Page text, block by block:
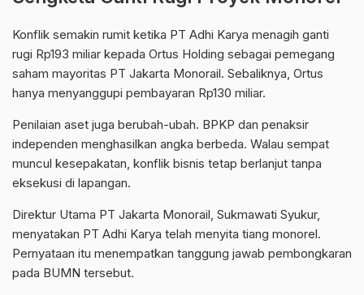
Konflik semakin rumit ketika PT Adhi Karya menagih ganti
rugi Rp193 miliar kepada Ortus Holding sebagai pemegang
saham mayoritas PT Jakarta Monorail. Sebaliknya, Ortus
hanya menyanggupi pembayaran Rp130 miliar.
Penilaian aset juga berubah-ubah. BPKP dan penaksir
independen menghasilkan angka berbeda. Walau sempat
muncul kesepakatan, konflik bisnis tetap berlanjut tanpa
eksekusi di lapangan.
Direktur Utama PT Jakarta Monorail, Sukmawati Syukur,
menyatakan PT Adhi Karya telah menyita tiang monorel.
Pernyataan itu menempatkan tanggung jawab pembongkaran
pada BUMN tersebut.